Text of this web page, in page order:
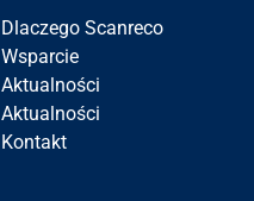
Dlaczego Scanreco
Wsparcie
Aktualności
Aktualności
Kontakt